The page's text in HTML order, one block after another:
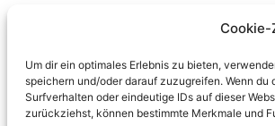
Um dir ein optimales Erlebnis zu bieten,
speichern und/oder darauf zuzugreifen. Wenn
Surfverhalten oder eindeutige IDs auf dieser
zurückziehst, können bestimmte Merkmale und